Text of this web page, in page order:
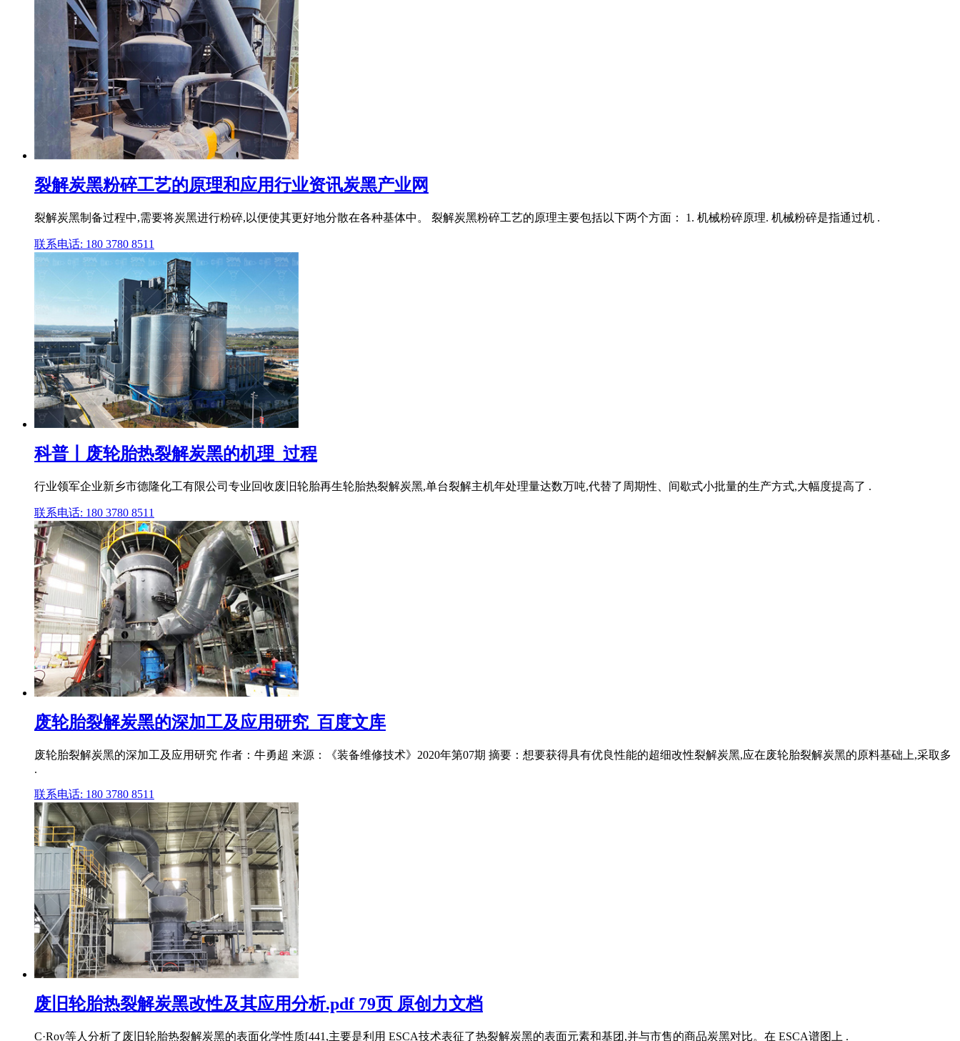
裂解炭黑粉碎工艺的原理和应用行业资讯炭黑产业网
裂解炭黑制备过程中,需要将炭黑进行粉碎,以便使其更好地分散在各种基体中。 裂解炭黑粉碎工艺的原理主要包括以下两个方面： 1. 机械粉碎原理. 机械粉碎是指通过机 .
联系电话: 180 3780 8511
科普丨废轮胎热裂解炭黑的机理_过程
行业领军企业新乡市德隆化工有限公司专业回收废旧轮胎再生轮胎热裂解炭黑,单台裂解主机年处理量达数万吨,代替了周期性、间歇式小批量的生产方式,大幅度提高了 .
联系电话: 180 3780 8511
废轮胎裂解炭黑的深加工及应用研究_百度文库
废轮胎裂解炭黑的深加工及应用研究 作者：牛勇超 来源：《装备维修技术》2020年第07期 摘要：想要获得具有优良性能的超细改性裂解炭黑,应在废轮胎裂解炭黑的原料基础上,采取多
.
联系电话: 180 3780 8511
废旧轮胎热裂解炭黑改性及其应用分析.pdf 79页 原创力文档
C·Roy等人分析了废旧轮胎热裂解炭黑的表面化学性质[441,主要是利用 ESCA技术表征了热裂解炭黑的表面元素和基团,并与市售的商品炭黑对比。在 ESCA谱图上 .